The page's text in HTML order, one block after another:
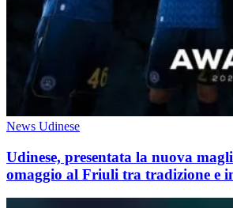
News Udinese
Udinese, presentata la nuova
omaggio al Friuli tra tradizione e